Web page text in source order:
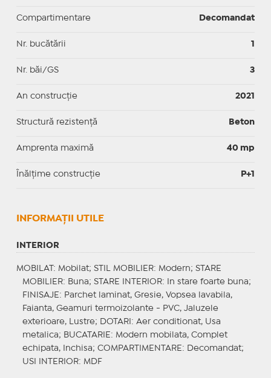
Compartimentare Decomandat
Nr. bucătării 1
Nr. băi/GS 3
An construcție 2021
Structură rezistență Beton
Amprenta maximă 40 mp
Înălțime construcție P+1
INFORMAŢII UTILE
INTERIOR
MOBILAT : Mobilat; STIL MOBILIER: Modern; STARE
MOBILIER: Buna; STARE INTERIOR: In stare foarte buna;
FINISAJE : Parchet laminat, Gresie, Vopsea lavabila,
Faianta, Geamuri termoizolante - PVC, Jaluzele
exterioare, Lustre;
DOTARI : Aer conditionat, Usa
metalica; BUCATARIE : Modern mobilata, Complet
echipata, Inchisa; COMPARTIMENTARE : Decomandat;
USI INTERIOR: MDF